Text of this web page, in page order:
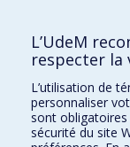
Qui fait quoi?
Nous trouver
Plan du site
Accessibilité
L’UdeM
respecter la
L’utilisation de
personnaliser
sont
sécurité du site